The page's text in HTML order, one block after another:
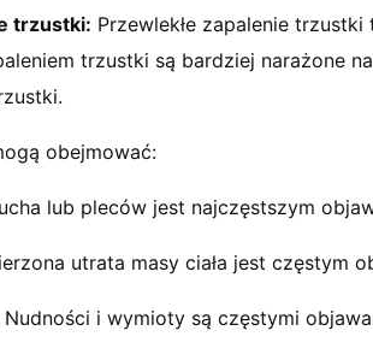
trzustki: Przewlekłe zapalenie
trzustki są bardziej narażone
obejmować:
lub pleców jest najczęstszym
utrata masy ciała jest częstym
Nudności i wymioty są częstymi